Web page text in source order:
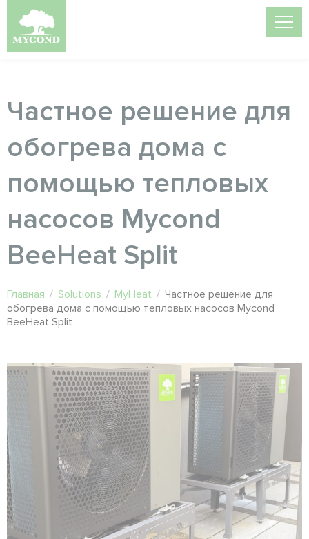
Частное решение для
обогрева дома с
помощью тепловых
насосов Mycond
BeeHeat Split
Главная / Solutions / MyHeat / Частное решение для
обогрева дома с помощью тепловых насосов Mycond
BeeHeat Split